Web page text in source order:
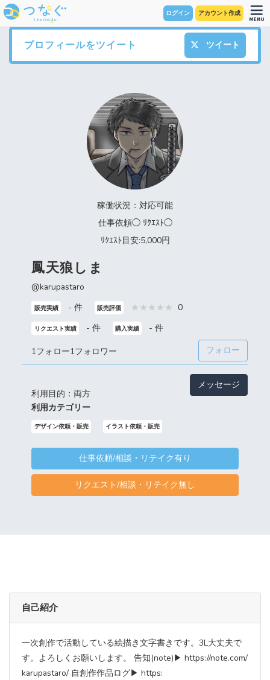
ログイン アカウント作成
プロフィールをツイート ツイート
稼働状況：対応可能
仕事依頼◯ ﾘｸｴｽﾄ◯
ﾘｸｴｽﾄ目安:5,000円
鳳天狼しま
@karupastaro
販売実績 - 件 販売評価 0
リクエスト実績 - 件 購入実績 - 件
1フォロー1フォロワー フォロー
利用目的：両方
メッセージ
利用カテゴリー
デザイン依頼・販売 イラスト依頼・販売
仕事依頼/相談・リテイク有り
リクエスト/相談・リテイク無し
自己紹介
一次創作で活動している絵描き文字書きです。3L大丈夫で
す。よろしくお願いします。 告知(note)▶︎ https://note.com/
karupastaro/ 自創作作品ログ▶︎ https: